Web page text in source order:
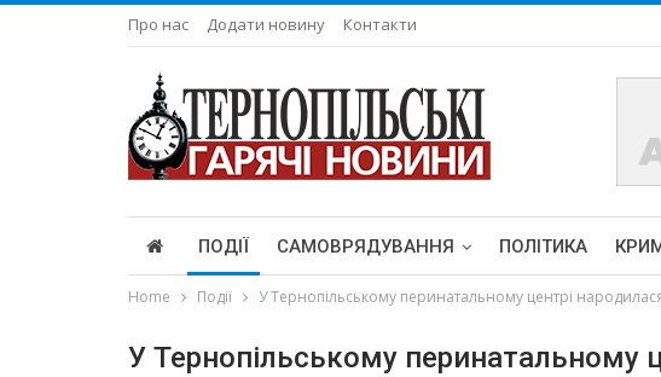
Про нас Додати новину Контакти
ПОДІЇ САМОВРЯДУВАННЯ ПОЛІТИКА
Home Події У Тернопільському перинатальному центрі
У Тернопільському перинатальному